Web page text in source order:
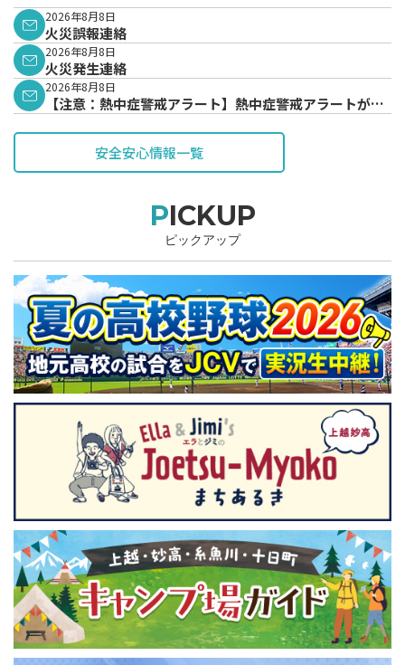
2026年8月8日
火災誤報連絡
2026年8月8日
火災発生連絡
2026年8月8日
【注意：熱中症警戒アラート】熱中症警戒アラートが発
安全安心情報一覧
PICKUP
ピックアップ